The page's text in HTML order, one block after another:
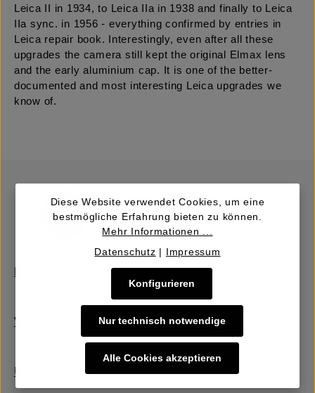
Leica II in 1934, to Leica IIa in 1938 and finally to Leica
IIa sync. in 1956 - everything confirmed by entries in
Leica repair book. Interestingly, even after all these
upgrades the camera still kept the original Elmax lens
and the early aluminium cap. It is one of the better-
documented and most interesting Leica upgrades we
know of.
Verkaufen | Einbringen
Über uns
Diese Website verwendet Cookies, um eine
bestmögliche Erfahrung bieten zu können.
Mehr Informationen ...
Datenschutz | Impressum
Nur technisch notwendige
Konfigurieren
Alle Cookies akzeptieren